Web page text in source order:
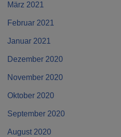
März 2021
Februar 2021
Januar 2021
Dezember 2020
November 2020
Oktober 2020
September 2020
August 2020